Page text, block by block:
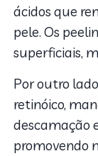
ácidos que
pele. Os
superficiais,
Por outro
retinóico,
descamação
promovendo